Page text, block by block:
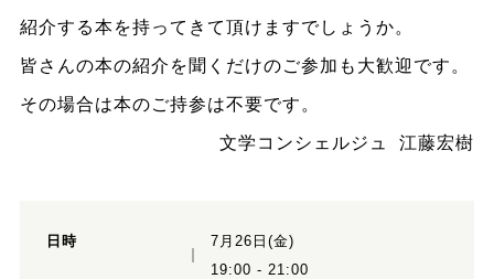
紹介する本を持ってきて頂けますでしょうか。
皆さんの本の紹介を聞くだけのご参加も大歓迎です。
その場合は本のご持参は不要です。
文学コンシェルジュ 江藤宏樹
日時
7月26日(金)
19:00 - 21:00